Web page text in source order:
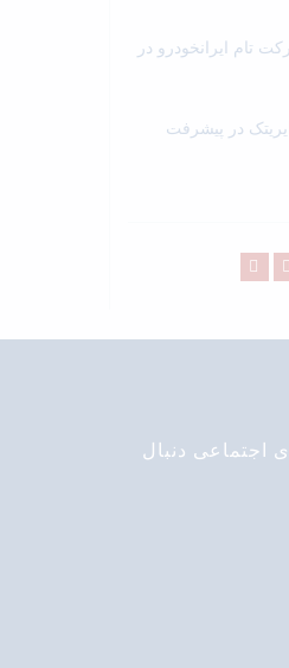
تام ایرانخودرو در
در پیشرفت
اجتماعی دنبال